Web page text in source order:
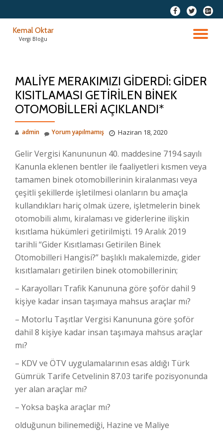
fa-
facebook
fa-
twitter
fa-
plus-
Kemal Oktar
Vergi Bloğu
MALİYE MERAKIMIZI GİDERDİ: GİDER
KISITLAMASI GETİRİLEN BİNEK
OTOMOBİLLERİ AÇIKLANDI*
admin Haziran 18, 2020
Yorum yapılmamış
Gelir Vergisi Kanununun 40. maddesine 7194 sayılı
Kanunla eklenen bentler ile faaliyetleri kısmen veya
tamamen binek otomobillerinin kiralanması veya
çeşitli şekillerde işletilmesi olanların bu amaçla
kullandıkları hariç olmak üzere, işletmelerin binek
otomobili alımı, kiralaması ve giderlerine ilişkin
kısıtlama hükümleri getirilmişti. 19 Aralık 2019
tarihli “Gider Kısıtlaması Getirilen Binek
Otomobilleri Hangisi?” başlıklı makalemizde, gider
kısıtlamaları getirilen binek otomobillerinin;
– Karayolları Trafik Kanununa göre şoför dahil 9
kişiye kadar insan taşımaya mahsus araçlar mı?
– Motorlu Taşıtlar Vergisi Kanununa göre şoför
dahil 8 kişiye kadar insan taşımaya mahsus araçlar
mı?
– KDV ve ÖTV uygulamalarının esas aldığı Türk
Gümrük Tarife Cetvelinin 87.03 tarife pozisyonunda
yer alan araçlar mı?
– Yoksa başka araçlar mı?
olduğunun bilinemediği, Hazine ve Maliye